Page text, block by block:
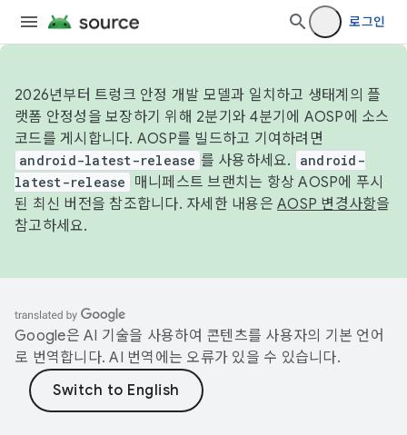
로그인
2026년부터 트렁크 안정 개발 모델과 일치하고 생태계의 플
랫폼 안정성을 보장하기 위해 2분기와 4분기에 AOSP에 소스
코드를 게시합니다. AOSP를 빌드하고 기여하려면
android-latest-release 를 사용하세요.
android-
latest-release
매니페스트 브랜치는 항상 AOSP에 푸시
된 최신 버전을 참조합니다. 자세한 내용은 AOSP 변경사항을
참고하세요.
Google은 AI 기술을 사용하여 콘텐츠를 사용자의 기본 언어
로 번역합니다. AI 번역에는 오류가 있을 수 있습니다.